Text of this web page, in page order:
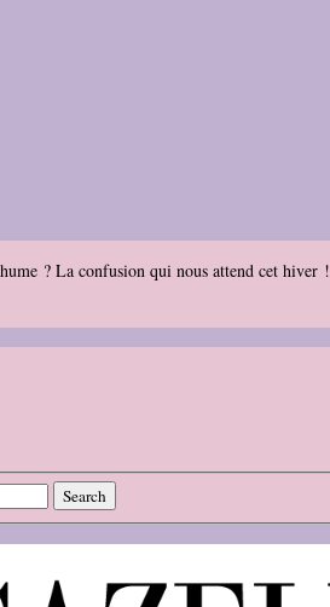
? La confusion qui nous attend cet hiver !